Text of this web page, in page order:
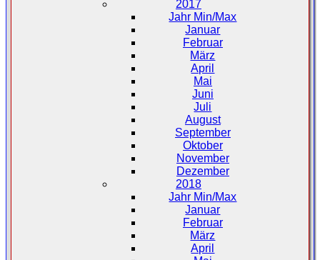
2017
Jahr Min/Max
Januar
Februar
März
April
Mai
Juni
Juli
August
September
Oktober
November
Dezember
2018
Jahr Min/Max
Januar
Februar
März
April